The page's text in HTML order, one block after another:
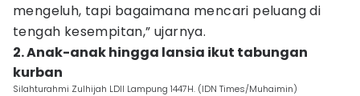
mengeluh, tapi bagaimana mencari peluang di
tengah kesempitan,” ujarnya.
2. Anak-anak hingga lansia ikut tabungan
kurban
Silahturahmi Zulhijah LDII Lampung 1447H. (IDN Times/Muhaimin)